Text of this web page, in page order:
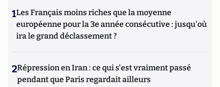
1Les Français moins riches que la moyenne
européenne pour la 3e année consécutive : jusqu'où
ira le grand déclassement ?
2Répression en Iran : ce qui s'est vraiment passé
pendant que Paris regardait ailleurs